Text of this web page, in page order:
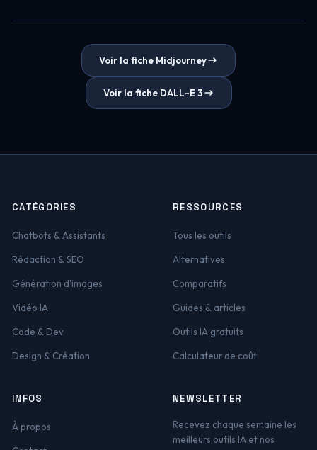
Voir la fiche Midjourney
Voir la fiche DALL-E 3
CATÉGORIES
Chatbots & Assistants
Rédaction & SEO
Génération d'images
Vidéo IA
Code & Dev
Design & Création
RESSOURCES
Tous les outils
Alternatives
Comparatifs
Guides & articles
Outils IA gratuits
Calculateur de coût
INFOS
À propos
NEWSLETTER
Recevez chaque semaine les
meilleurs outils IA et nos